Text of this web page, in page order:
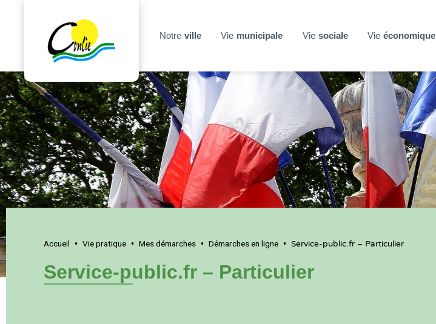
Notre ville Vie municipale Vie sociale Vie économique
Accueil • Vie pratique • Mes démarches • Démarches en ligne • Service-public.fr – Particulier
Service-public.fr – Particulier